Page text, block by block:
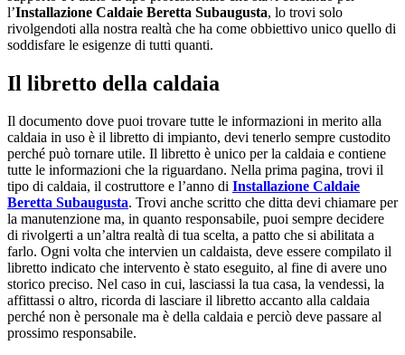
l’Installazione Caldaie Beretta Subaugusta, lo trovi solo
rivolgendoti alla nostra realtà che ha come obbiettivo unico quello di
soddisfare le esigenze di tutti quanti.
Il libretto della caldaia
Il documento dove puoi trovare tutte le informazioni in merito alla
caldaia in uso è il libretto di impianto, devi tenerlo sempre custodito
perché può tornare utile. Il libretto è unico per la caldaia e contiene
tutte le informazioni che la riguardano. Nella prima pagina, trovi il
tipo di caldaia, il costruttore e l’anno di Installazione Caldaie
Beretta Subaugusta. Trovi anche scritto che ditta devi chiamare per
la manutenzione ma, in quanto responsabile, puoi sempre decidere
di rivolgerti a un’altra realtà di tua scelta, a patto che si abilitata a
farlo. Ogni volta che intervien un caldaista, deve essere compilato il
libretto indicato che intervento è stato eseguito, al fine di avere uno
storico preciso. Nel caso in cui, lasciassi la tua casa, la vendessi, la
affittassi o altro, ricorda di lasciare il libretto accanto alla caldaia
perché non è personale ma è della caldaia e perciò deve passare al
prossimo responsabile.